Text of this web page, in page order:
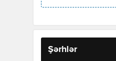
Şərhlər